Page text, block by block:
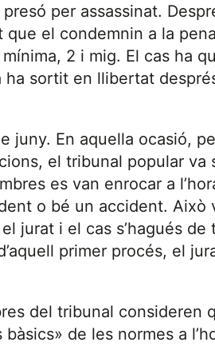
per assassinat.
el condemnin a la
2 i mig. El cas ha
sortit en llibertat
juny. En aquella ocasió,
el tribunal popular va
es van enrocar a
o bé un accident. Això
jurat i el cas s’hagués
primer procés, el
del tribunal consideren
de les normes a